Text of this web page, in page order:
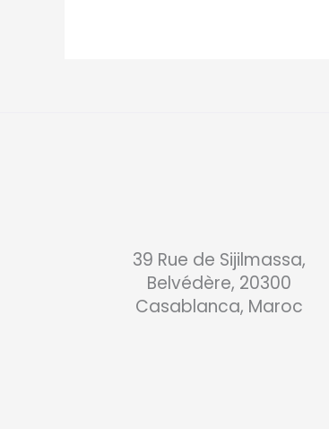
39 Rue de Sijilmassa,
Belvédère, 20300
Casablanca, Maroc